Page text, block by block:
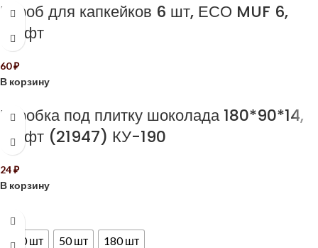
Короб для капкейков 6 шт, ЕСО MUF 6,
крафт
60₽
В корзину
Коробка под плитку шоколада 180*90*14,
крафт (21947) КУ-190
24₽
В корзину
ШТ
200 шт
50 шт 180 шт